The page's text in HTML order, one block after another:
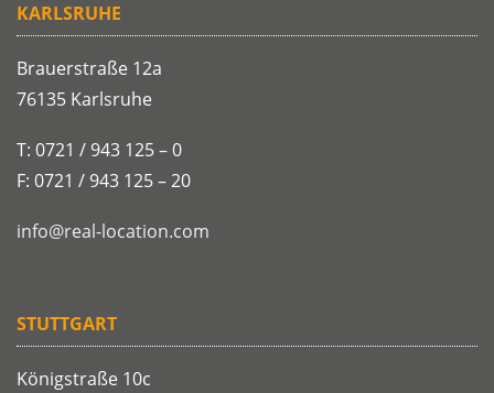
KARLSRUHE
Brauerstraße 12a
76135 Karlsruhe
T: 0721 / 943 125 – 0
F: 0721 / 943 125 – 20
info@real-location.com
STUTTGART
Königstraße 10c